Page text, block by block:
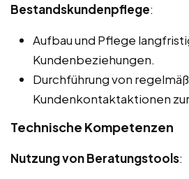
Bestandskundenpflege:
Aufbau und Pflege
Kundenbeziehungen.
Durchführung von
Kundenkontaktaktionen
Technische Kompetenzen
Nutzung von Beratungstools: